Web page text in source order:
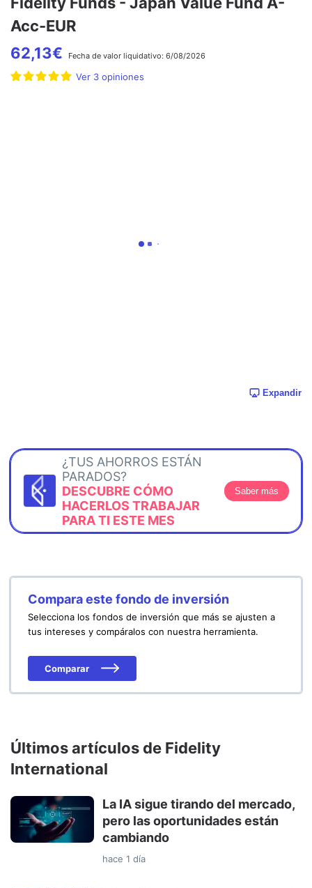
Acc-EUR
62,13€ Fecha de valor liquidativo: 6/08/2026
Ver 3 opiniones
Expandir
¿TUS AHORROS ESTÁN
PARADOS?
DESCUBRE CÓMO
HACERLOS TRABAJAR
PARA TI ESTE MES
Saber más
Compara este fondo de inversión
Selecciona los fondos de inversión que más se ajusten a
tus intereses y compáralos con nuestra herramienta.
Comparar
Últimos artículos de Fidelity
International
La IA sigue tirando del mercado,
pero las oportunidades están
cambiando
hace 1 día